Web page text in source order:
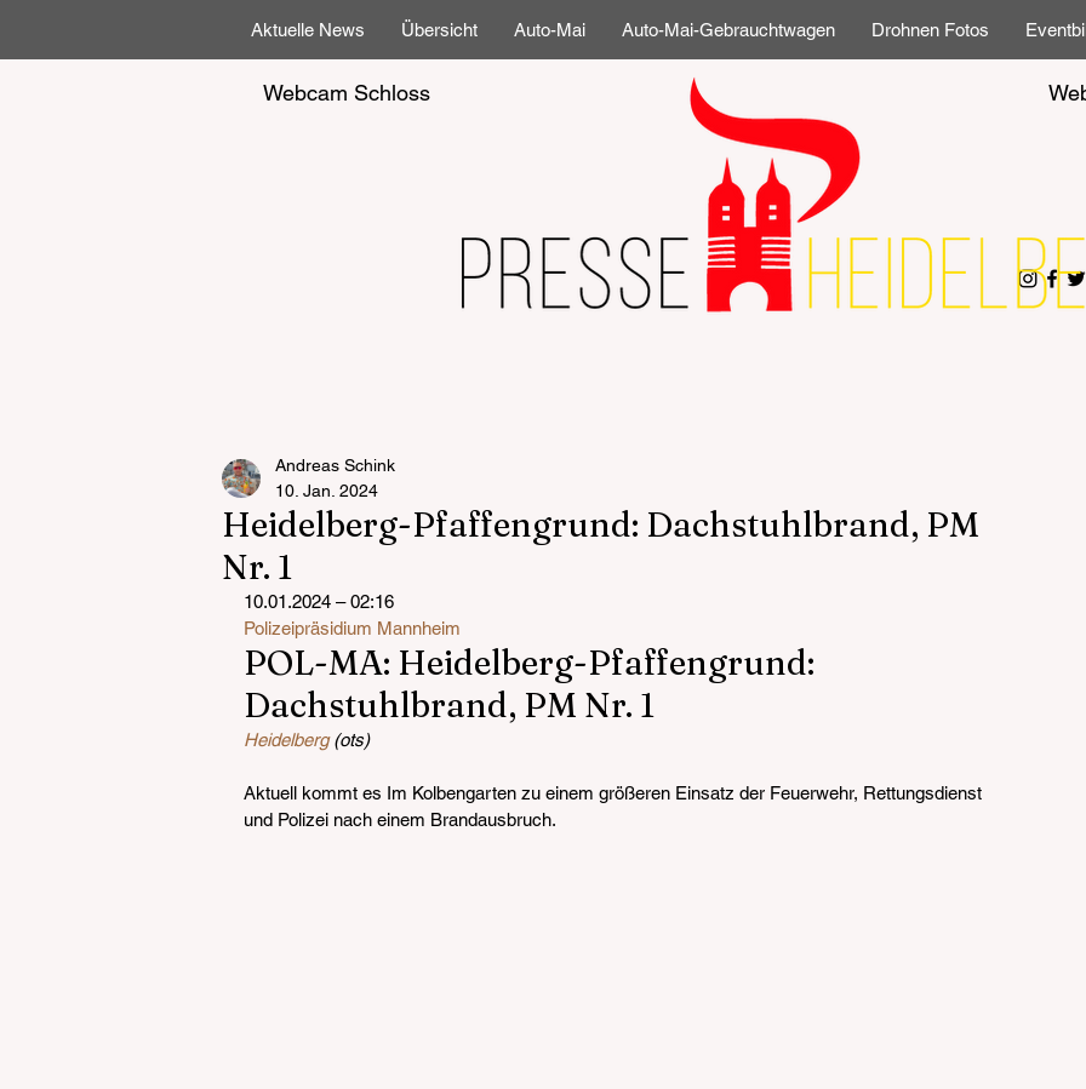
Aktuelle News Übersicht Auto-Mai Auto-Mai-Gebrauchtwagen Drohnen Fotos
Webcam Schloss
Heidelberg-Pfaffengrund: Dachstuhlbrand, PM
Nr. 1
Andreas Schink
10. Jan. 2024
10.01.2024 – 02:16
Polizeipräsidium Mannheim
POL-MA: Heidelberg-Pfaffengrund:
Dachstuhlbrand, PM Nr. 1
Heidelberg (ots)
Aktuell kommt es Im Kolbengarten zu einem größeren Einsatz der Feuerwehr, Rettungsdienst
und Polizei nach einem Brandausbruch.